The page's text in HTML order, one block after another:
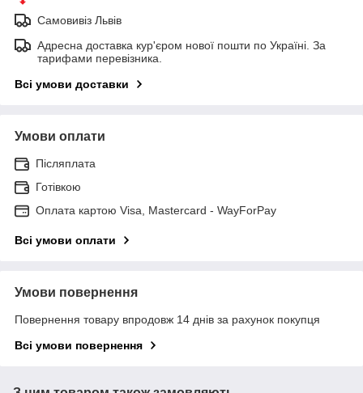
Самовивіз Львів
Адресна доставка кур'єром нової пошти по Україні. За
тарифами перевізника.
Всі умови доставки
Умови оплати
Післяплата
Готівкою
Оплата картою Visa, Mastercard - WayForPay
Всі умови оплати
Умови повернення
Повернення товару впродовж 14 днів за рахунок покупця
Всі умови повернення